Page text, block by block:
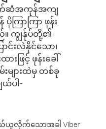
က်ဆံအကုန်အကျ
ပိုကြာကြာ ဖုန်း
ည်။ ကျွန်ုပ်တို့၏
င်းလဲနိုင်သော၊
ဖြင့် ဖုန်းခေါ်
ျားထဲမှ တစ်ခု
ယ်ပါ-
လိုက်သောအခါ Viber